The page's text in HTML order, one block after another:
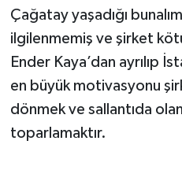
Çağatay yaşadığı
ilgilenmemiş ve şirket
Ender Kaya’dan ayrılıp
en büyük motivasyonu
dönmek ve sallantıda
toparlamaktır.